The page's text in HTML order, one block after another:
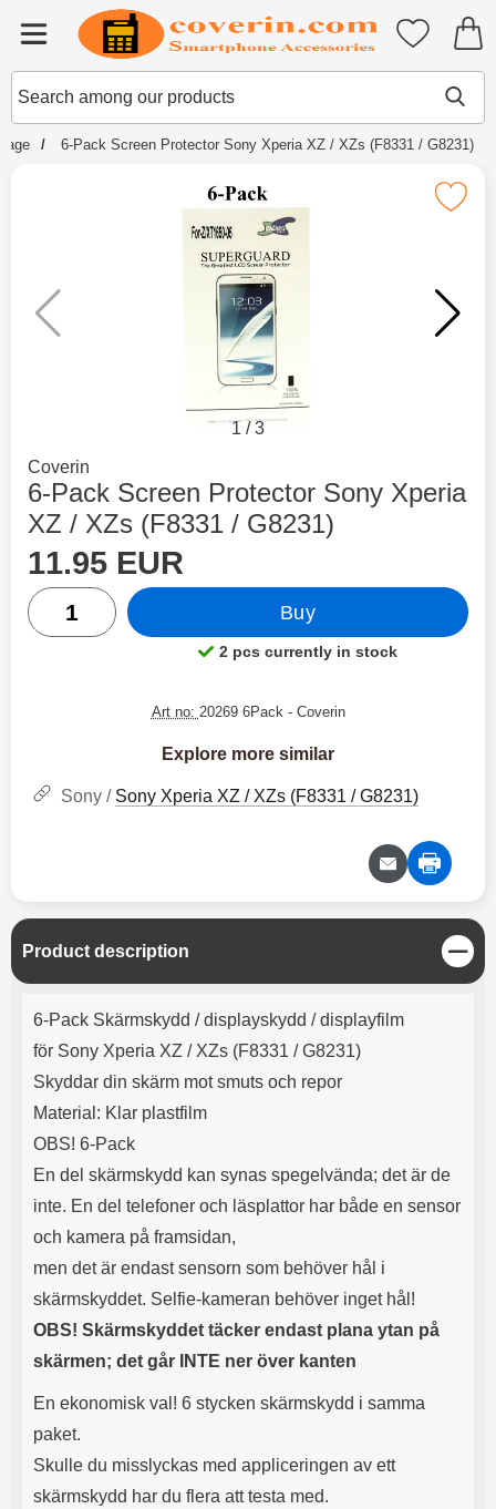
Menu
Startpage for Tibro Billiga
Search
Search among our products
My
6-Pack Screen Protector Sony Xperia XZ / XZs (F8331 / G8231)
1 /3
Go to brand page for
Coverin
6-Pack Screen Protector Sony Xperia
XZ / XZs (F8331 / G8231)
price
11.95 EUR
quantity
Buy
Product availability:
2 pcs currently in stock
Art no: 20269 6Pack - Coverin
Explore more similar
Sony / Sony Xperia XZ / XZs (F8331 / G8231)
Product description
C
l
o
Product description
6-Pack Skärmskydd / displayskydd / displayfilm
för Sony Xperia XZ / XZs (F8331 / G8231)
Skyddar din skärm mot smuts och repor
Material: Klar plastfilm
OBS! 6-Pack
En del skärmskydd kan synas spegelvända; det är de
inte. En del telefoner och läsplattor har både en sensor
och kamera på framsidan,
men det är endast sensorn som behöver hål i
skärmskyddet. Selfie-kameran behöver inget hål!
OBS! Skärmskyddet täcker endast plana ytan på
skärmen; det går INTE ner över kanten
En ekonomisk val! 6 stycken skärmskydd i samma
paket.
Skulle du misslyckas med appliceringen av ett
skärmskydd har du flera att testa med.